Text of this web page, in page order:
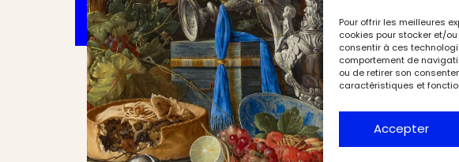
Pour offrir les meilleures
cookies pour stocker et/
consentir à ces
comportement de
ou de retirer son
caractéristiques et
Accepter